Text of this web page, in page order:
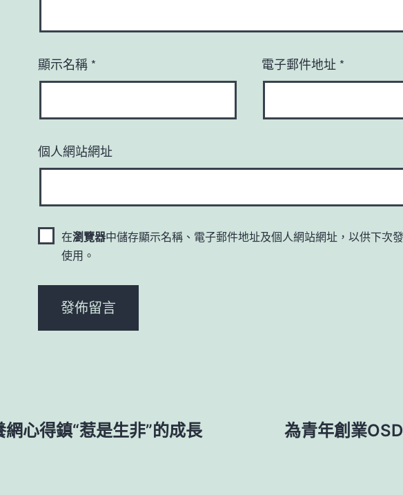
顯示名稱 * 電子郵件地址 *
個人網站網址
在瀏覽器中儲存顯示名稱、電子郵件地址及個人網站網址，以供下次
使用。
心得鎮“惹是生非”的成長
為青年創業